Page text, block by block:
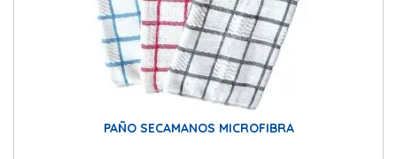
PAÑO SECAMANOS MICROFIBRA